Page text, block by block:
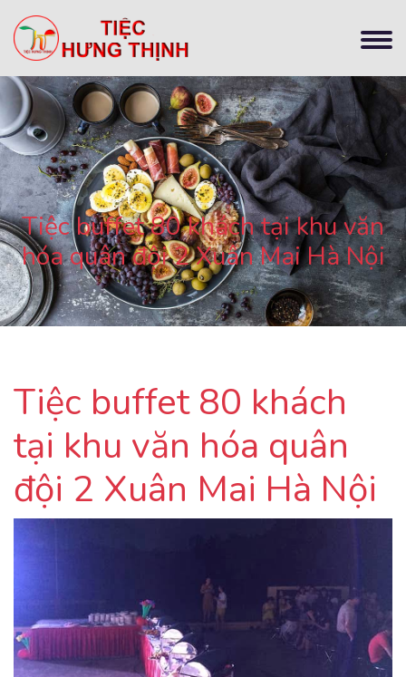
Tiệc buffet 80 khách tại khu văn
hóa quân đội 2 Xuân Mai Hà Nội
Tiệc buffet 80 khách
tại khu văn hóa quân
đội 2 Xuân Mai Hà Nội